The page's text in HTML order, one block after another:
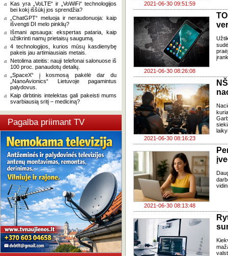
Kas yra „VoLTE“ ir „VoWiFi“ technologijos
bei kokį iššūkį jos sprendžia?
„ChatGPT“ meluoja ir neraudonuoja: kaip
išvengti DI melo pinklių?
Išmani apsauga: ekspertas pataria, kaip
užtikrinti namų prietaisų saugumą.
4 technologijos, kurios mūsų kasdienybę
pakeis jau artimiausiais metais.
Netolima ateitis: nauji telefonai salonuose iš
100 proc. panaudotų detalių.
„SpaceX“ į kosmosą pakėlė dar du
„NanoAvionics“ Lietuvoje pagamintus
palydovus.
Kaip dirbtinis intelektas gali pakeisti mums
svarbiausią sritį – mediciną?
Pagalba priimant TV
2021-06-30 09:51:59
2021-06-30 08:26:08
2021-06-30 08:16:23
2021-06-30 08:13:48